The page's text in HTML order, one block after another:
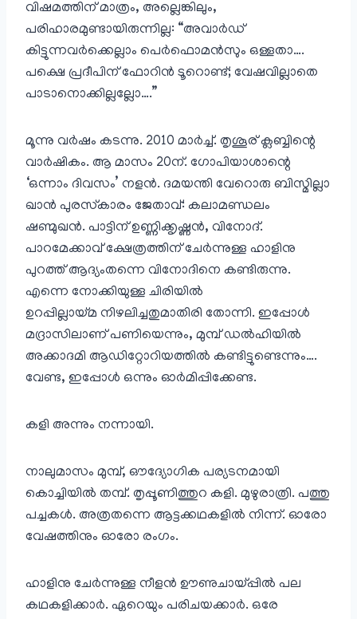
വിഷമത്തിന് മാത്രം, അല്ലെങ്കിലും,
പരിഹാരമുണ്ടായിരുന്നില്ല: “അവാർഡ്‌
കിട്ടുന്നവർക്കെല്ലാം പെർഫൊമൻസും ഒള്ളതാ….
പക്ഷെ പ്രദീപിന് ഫോറിൻ ടൂറൊണ്ട്; വേഷവില്ലാതെ
പാടാനൊക്കില്ലല്ലോ….”
മൂന്നു വർഷം കടന്നു. 2010 മാർച്ച്. തൃശൂര് ക്ലബ്ബിന്റെ
വാർഷികം. ആ മാസം 20ന്. ഗോപിയാശാന്റെ
‘ഒന്നാം ദിവസം’ നളൻ. ദമയന്തി വേറൊരു ബിസ്മില്ലാ
ഖാൻ പുരസ്‌കാരം ജേതാവ്: കലാമണ്ഡലം
ഷണ്മുഖൻ. പാട്ടിന് ഉണ്ണിക്കൃഷ്ണൻ, വിനോദ്.
പാറമേക്കാവ് ക്ഷേത്രത്തിന് ചേർന്നുള്ള ഹാളിനു
പുറത്ത് ആദ്യംതന്നെ വിനോദിനെ കണ്ടിരുന്നു.
എന്നെ നോക്കിയുള്ള ചിരിയിൽ
ഉറപ്പില്ലായ്മ നിഴലിച്ചതുമാതിരി തോന്നി. ഇപ്പോൾ
മദ്രാസിലാണ് പണിയെന്നും, മുമ്പ് ഡൽഹിയിൽ
അക്കാദമി ആഡിറ്റോറിയത്തിൽ കണ്ടിട്ടുണ്ടെന്നും….
വേണ്ട, ഇപ്പോൾ ഒന്നും ഓർമിപ്പിക്കേണ്ട.
കളി അന്നും നന്നായി.
നാലുമാസം മുമ്പ്, ഔദ്യോഗിക പര്യടനമായി
കൊച്ചിയിൽ തമ്പ്. തൃപ്പൂണിത്തുറ കളി. മുഴുരാത്രി. പത്തു
പച്ചകൾ. അത്രതന്നെ ആട്ടക്കഥകളിൽ നിന്ന്. ഓരോ
വേഷത്തിനും ഓരോ രംഗം.
ഹാളിനു ചേർന്നുള്ള നീളൻ ഊണുചായ്പ്പിൽ പല
കഥകളിക്കാർ. ഏറെയും പരിചയക്കാർ. ഒരേ